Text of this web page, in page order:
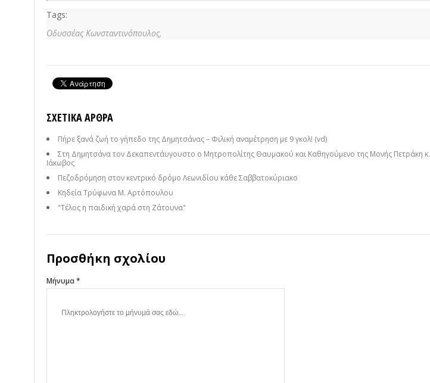
Tags:
Οδυσσέας Κωνσταντινόπουλος,
ΣΧΕΤΙΚΆ ΆΡΘΡΑ
Πήρε ξανά ζωή το γήπεδο της Δημητσάνας – Φιλική αναμέτρηση με 9 γκολ! (vd)
Στη Δημητσάνα τον Δεκαπεντάυγουστο ο Μητροπολίτης Θαυμακού και Καθηγούμενο της Μονής Πετράκη κ.
Ιάκωβος
Πεζοδρόμηση στον κεντρικό δρόμο Λεωνιδίου κάθε Σαββατοκύριακο
Κηδεία Τρύφωνα Μ. Αρτόπουλου
"Τέλος η παιδική χαρά στη Ζάτουνα"
Προσθήκη σχολίου
Μήνυμα *